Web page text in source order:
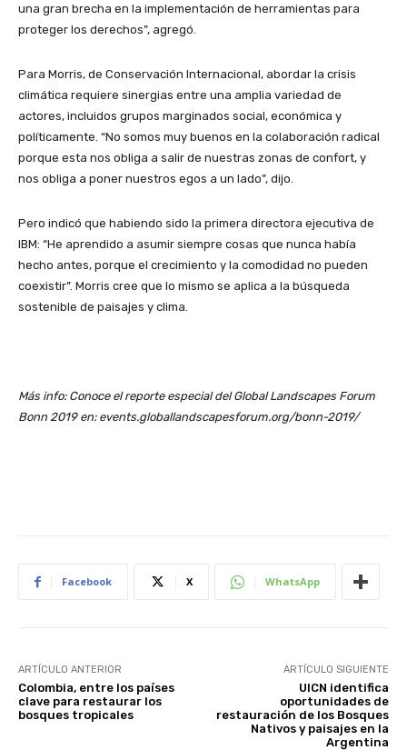
una gran brecha en la implementación de herramientas para
proteger los derechos”, agregó.
Para Morris, de Conservación Internacional, abordar la crisis
climática requiere sinergias entre una amplia variedad de
actores, incluidos grupos marginados social, económica y
políticamente. “No somos muy buenos en la colaboración radical
porque esta nos obliga a salir de nuestras zonas de confort, y
nos obliga a poner nuestros egos a un lado”, dijo.
Pero indicó que habiendo sido la primera directora ejecutiva de
IBM: “He aprendido a asumir siempre cosas que nunca había
hecho antes, porque el crecimiento y la comodidad no pueden
coexistir”. Morris cree que lo mismo se aplica a la búsqueda
sostenible de paisajes y clima.
Más info: Conoce el reporte especial del Global Landscapes Forum
Bonn 2019 en: events.globallandscapesforum.org/bonn-2019/
Facebook X WhatsApp
ARTÍCULO ANTERIOR
Colombia, entre los países
clave para restaurar los
bosques tropicales
ARTÍCULO SIGUIENTE
UICN identifica
oportunidades de
restauración de los Bosques
Nativos y paisajes en la
Argentina